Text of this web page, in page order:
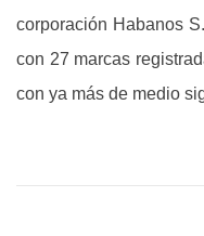
corporación Habanos
con 27 marcas
con ya más de medio